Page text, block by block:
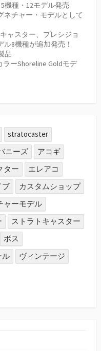
機種・12モデル発売
ネチャー・モデルとして
ャスター、プレシジョ
8機種が追加発売！
品
ーShoreline Goldモデ
stratocaster
ニーズ
アコギ
ター
エレアコ
ブ
カスタムショップ
ャーモデル
ストラトキャスター
ボス
ル
ヴィンテージ